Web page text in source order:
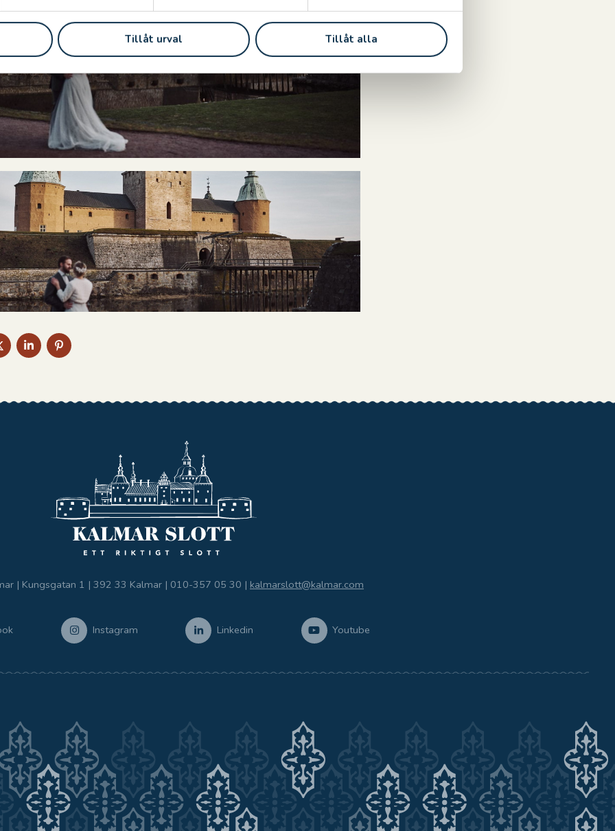
Tillåt urval Tillåt alla
AUF
TWITTER
TEILEN
AUF
LINKEDIN
TEILEN
AUF
PINTEREST
| Kungsgatan 1 | 392 33 Kalmar | 010-357 05 30 | kalmarslott@kalmar.com
Instagram Linkedin Youtube